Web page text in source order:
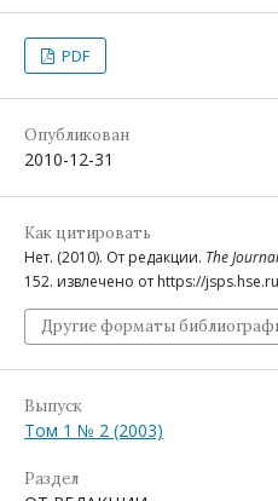
PDF
Опубликован
2010-12-31
Как цитировать
Нет. (2010). От редакции. The
152. извлечено от https://
Другие форматы
Выпуск
Том 1 № 2 (2003)
Раздел